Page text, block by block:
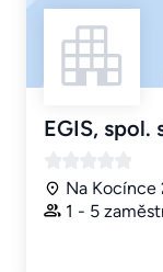
EGIS, spol.
Na Kocínce
1 - 5